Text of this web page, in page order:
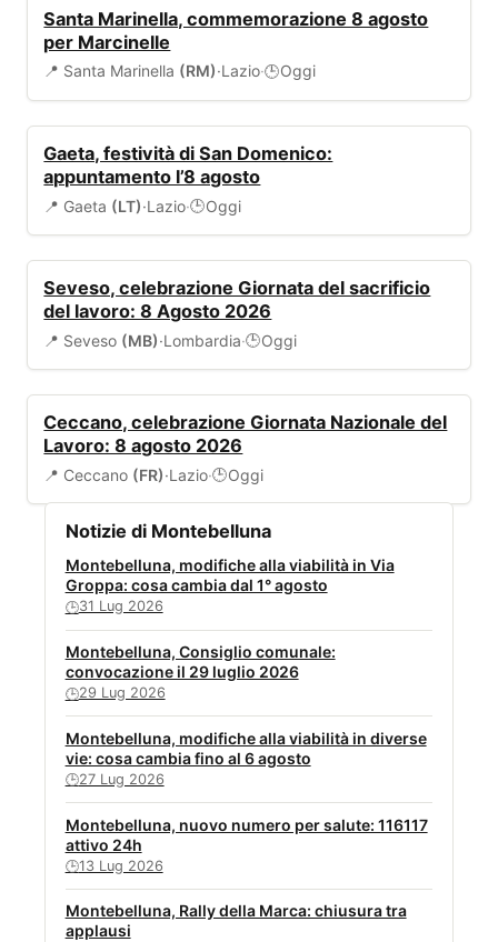
Santa Marinella, commemorazione 8 agosto
per Marcinelle
📍 Santa Marinella (RM)·Lazio·🕒Oggi
Gaeta, festività di San Domenico:
appuntamento l’8 agosto
📍 Gaeta (LT)·Lazio·🕒Oggi
Seveso, celebrazione Giornata del sacrificio
del lavoro: 8 Agosto 2026
📍 Seveso (MB)·Lombardia·🕒Oggi
Ceccano, celebrazione Giornata Nazionale del
Lavoro: 8 agosto 2026
📍 Ceccano (FR)·Lazio·🕒Oggi
Notizie di Montebelluna
Montebelluna, modifiche alla viabilità in Via
Groppa: cosa cambia dal 1° agosto
🕒31 Lug 2026
Montebelluna, Consiglio comunale:
convocazione il 29 luglio 2026
🕒29 Lug 2026
Montebelluna, modifiche alla viabilità in diverse
vie: cosa cambia fino al 6 agosto
🕒27 Lug 2026
Montebelluna, nuovo numero per salute: 116117
attivo 24h
🕒13 Lug 2026
Montebelluna, Rally della Marca: chiusura tra
applausi